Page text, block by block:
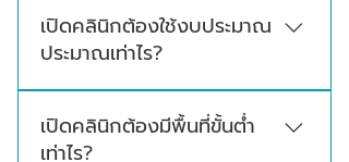
ภายในคลินิก ออกแบบตกแต่งฟาซาดคลินิก
ออกแบบก่อสร้างอาคารคลินิก และออกแบบผลิต
เปิดคลินิกต้องใช้งบประมาณ
ประมาณเท่าไร?
คลินิก ขนาดพื้นที่ รูปแบบการออกแบบ งาน
ระบบ วัสดุที่เลือกใช้ และอุปกรณ์ที่จำเป็นในแต่ละ
เปิดคลินิกต้องมีพื้นที่ขั้นต่ำ
เท่าไร?